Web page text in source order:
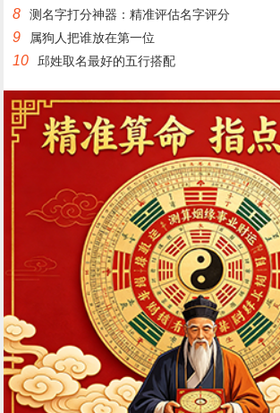
8 测名字打分神器：精准评估名字评分
9 属狗人把谁放在第一位
10 邱姓取名最好的五行搭配